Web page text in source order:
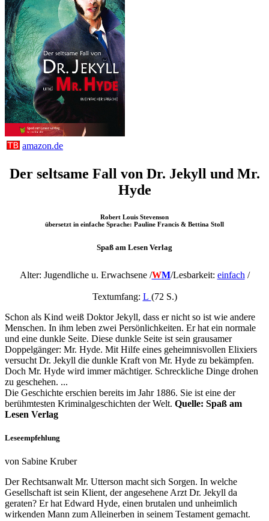
amazon.de
Der seltsame Fall von Dr. Jekyll und Mr.
Hyde
Robert Louis Stevenson
übersetzt in einfache Sprache: Pauline Francis & Bettina Stoll
Spaß am Lesen Verlag
Alter: Jugendliche u. Erwachsene /WM/Lesbarkeit: einfach /
Textumfang: L (72 S.)
Schon als Kind weiß Doktor Jekyll, dass er nicht so ist wie andere
Menschen. In ihm leben zwei Persönlichkeiten. Er hat ein normale
und eine dunkle Seite. Diese dunkle Seite ist sein grausamer
Doppelgänger: Mr. Hyde. Mit Hilfe eines geheimnisvollen Elixiers
versucht Dr. Jekyll die dunkle Kraft von Mr. Hyde zu bekämpfen.
Doch Mr. Hyde wird immer mächtiger. Schreckliche Dinge drohen
zu geschehen. ...
Die Geschichte erschien bereits im Jahr 1886. Sie ist eine der
berühmtesten Kriminalgeschichten der Welt. Quelle: Spaß am
Lesen Verlag
Leseempfehlung
von Sabine Kruber
Der Rechtsanwalt Mr. Utterson macht sich Sorgen. In welche
Gesellschaft ist sein Klient, der angesehene Arzt Dr. Jekyll da
geraten? Er hat Edward Hyde, einen brutalen und unheimlich
wirkenden Mann zum Alleinerben in seinem Testament gemacht.